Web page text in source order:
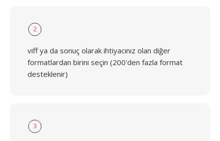
2
viff ya da sonuç olarak ihtiyacınız olan diğer
formatlardan birini seçin (200'den fazla format
desteklenir)
3